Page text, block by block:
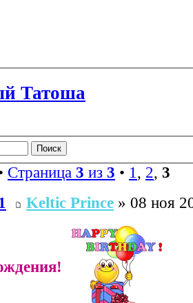
Татоша
Страница 3 из 3 • 1 , 2, 3
Keltic Prince » 08 ноя